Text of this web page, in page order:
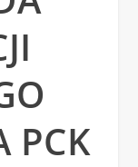
PCK